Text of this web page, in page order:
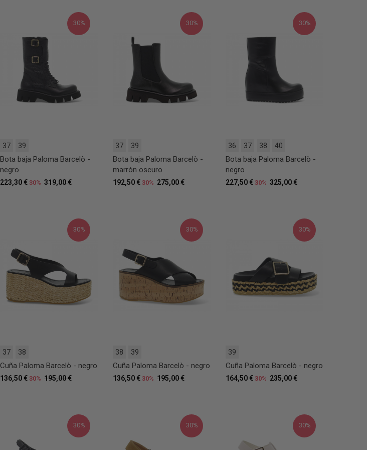
30%
37 39
Bota baja Paloma Barcelò -
negro
319,00 €
223,30 € 30%
30%
37 39
Bota baja Paloma Barcelò -
marrón oscuro
275,00 €
192,50 € 30%
30%
36 37 38 40
Bota baja Paloma Barcelò -
negro
325,00 €
227,50 € 30%
30%
37 38
Cuña Paloma Barcelò - negro
195,00 €
136,50 € 30%
30%
38 39
Cuña Paloma Barcelò - negro
195,00 €
136,50 € 30%
30%
39
Cuña Paloma Barcelò - negro
235,00 €
164,50 € 30%
30% 30% 30%